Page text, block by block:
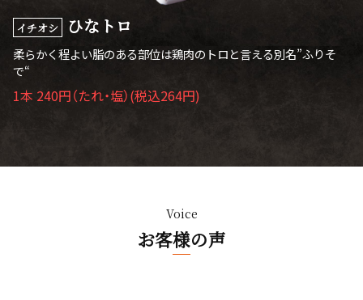
イチオシ ひなトロ
柔らかく程よい脂のある部位は鶏肉のトロと言える別名”ふりそ
で“
1本 240円（たれ・塩）(税込264円)
Voice
お客様の声